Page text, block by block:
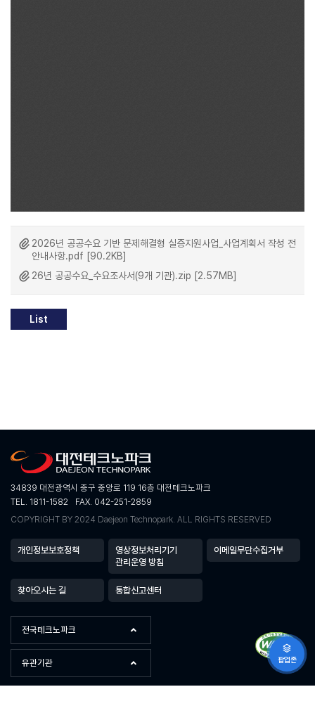
2026년 공공수요 기반 문제해결형 실증지원사업_사업계획서 작성 전
안내사항.pdf [90.2KB]
26년 공공수요_수요조사서(9개 기관).zip [2.57MB]
List
34839 대전광역시 중구 중앙로 119 16층 대전테크노파크
TEL. 1811-1582
FAX. 042-251-2859
COPYRIGHT BY 2024 Daejeon Technopark. ALL RIGHTS RESERVED
전국테크노파크
유관기관
개인정보보호정책
영상정보처리기기
관리운영 방침
이메일무단수집거부
찾아오시는 길 통합신고센터
팝업존